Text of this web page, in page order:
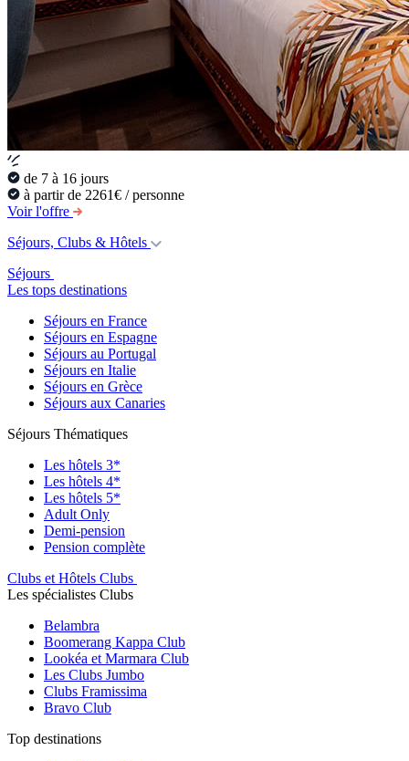
de 7 à 16 jours
à partir de 2261€ / personne
Voir l'offre
Séjours, Clubs & Hôtels
Séjours
Les tops destinations
Séjours en France
Séjours en Espagne
Séjours au Portugal
Séjours en Italie
Séjours en Grèce
Séjours aux Canaries
Séjours Thématiques
Les hôtels 3*
Les hôtels 4*
Les hôtels 5*
Adult Only
Demi-pension
Pension complète
Clubs et Hôtels Clubs
Les spécialistes Clubs
Belambra
Boomerang Kappa Club
Lookéa et Marmara Club
Les Clubs Jumbo
Clubs Framissima
Bravo Club
Top destinations